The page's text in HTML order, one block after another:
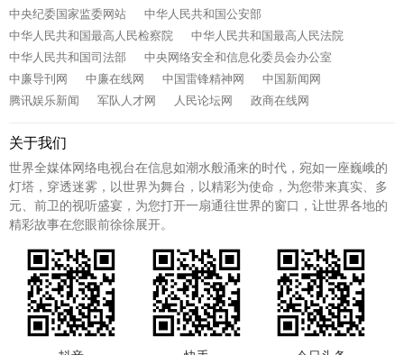
中央纪委国家监委网站
中华人民共和国公安部
中华人民共和国最高人民检察院
中华人民共和国最高人民法院
中华人民共和国司法部
中央网络安全和信息化委员会办公室
中廉导刊网
中廉在线网 中国雷锋精神网
中国新闻网
腾讯娱乐新闻
军队人才网 人民论坛网 政商在线网
关于我们
世界全媒体网络电视台在信息如潮水般涌来的时代，宛如一座巍峨的
灯塔，穿透迷雾，以世界为舞台，以精彩为使命，为您带来真实、多
元、前卫的视听盛宴，为您打开一扇通往世界的窗口，让世界各地的
精彩故事在您眼前徐徐展开。